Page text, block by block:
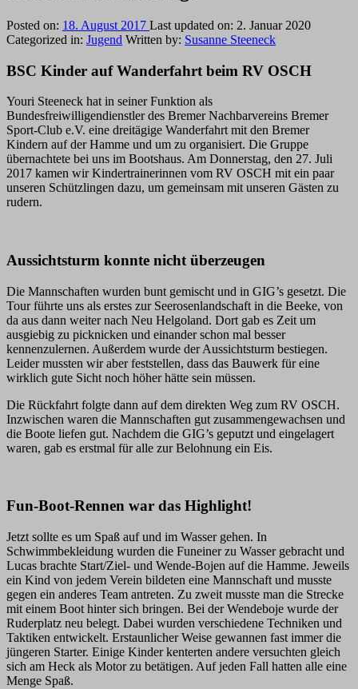
Posted on: 18. August 2017 Last updated on: 2. Januar 2020
Categorized in: Jugend Written by: Susanne Steeneck
BSC Kinder auf Wanderfahrt beim RV OSCH
Youri Steeneck hat in seiner Funktion als
Bundesfreiwilligendienstler des Bremer Nachbarvereins Bremer
Sport-Club e.V. eine dreitägige Wanderfahrt mit den Bremer
Kindern auf der Hamme und um zu organisiert. Die Gruppe
übernachtete bei uns im Bootshaus. Am Donnerstag, den 27. Juli
2017 kamen wir Kindertrainerinnen vom RV OSCH mit ein paar
unseren Schützlingen dazu, um gemeinsam mit unseren Gästen zu
rudern.
Aussichtsturm konnte nicht überzeugen
Die Mannschaften wurden bunt gemischt und in GIG’s gesetzt. Die
Tour führte uns als erstes zur Seerosenlandschaft in die Beeke, von
da aus dann weiter nach Neu Helgoland. Dort gab es Zeit um
ausgiebig zu picknicken und einander schon mal besser
kennenzulernen. Außerdem wurde der Aussichtsturm bestiegen.
Leider mussten wir aber feststellen, dass das Bauwerk für eine
wirklich gute Sicht noch höher hätte sein müssen.
Die Rückfahrt folgte dann auf dem direkten Weg zum RV OSCH.
Inzwischen waren die Mannschaften gut zusammengewachsen und
die Boote liefen gut. Nachdem die GIG’s geputzt und eingelagert
waren, gab es erstmal für alle zur Belohnung ein Eis.
Fun-Boot-Rennen war das Highlight!
Jetzt sollte es um Spaß auf und im Wasser gehen. In
Schwimmbekleidung wurden die Funeiner zu Wasser gebracht und
Lucas brachte Start/Ziel- und Wende-Bojen auf die Hamme. Jeweils
ein Kind von jedem Verein bildeten eine Mannschaft und musste
gegen ein anderes Team antreten. Zu zweit musste man die Strecke
mit einem Boot hinter sich bringen. Bei der Wendeboje wurde der
Ruderplatz neu belegt. Dabei wurden verschiedene Techniken und
Taktiken entwickelt. Erstaunlicher Weise gewannen fast immer die
jüngeren Starter. Einige Kinder kenterten andere versuchten gleich
sich am Heck als Motor zu betätigen. Auf jeden Fall hatten alle eine
Menge Spaß.